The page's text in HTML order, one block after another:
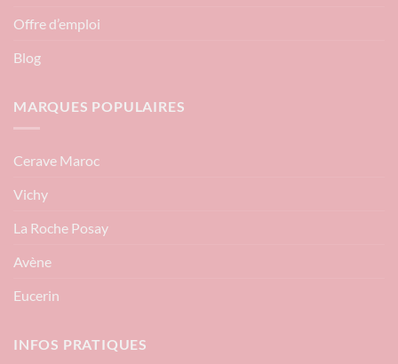
Offre d’emploi
Blog
MARQUES POPULAIRES
Cerave Maroc
Vichy
La Roche Posay
Avène
Eucerin
INFOS PRATIQUES